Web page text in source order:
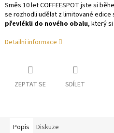
Směs 10 let COFFEESPOT jste si
se rozhodli udělat z limitované edice
převlékli do nového obalu, který
Detailní informace
ZEPTAT SE SDÍLET
Popis Diskuze